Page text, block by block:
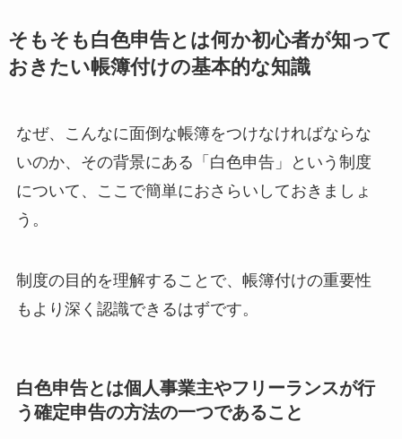
そもそも白色申告とは何か初心者が知って
おきたい帳簿付けの基本的な知識
なぜ、こんなに面倒な帳簿をつけなければならな
いのか、その背景にある「白色申告」という制度
について、ここで簡単におさらいしておきましょ
う。
制度の目的を理解することで、帳簿付けの重要性
もより深く認識できるはずです。
白色申告とは個人事業主やフリーランスが行
う確定申告の方法の一つであること